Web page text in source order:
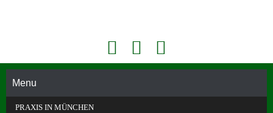
Akademie Für Homöopathie Und Face Reading In München
Face
book
Konta
kt
Face
ng
Telefo
Menu
PRAXIS IN MÜNCHEN